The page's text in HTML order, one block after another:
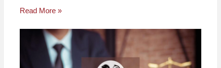
Read More »